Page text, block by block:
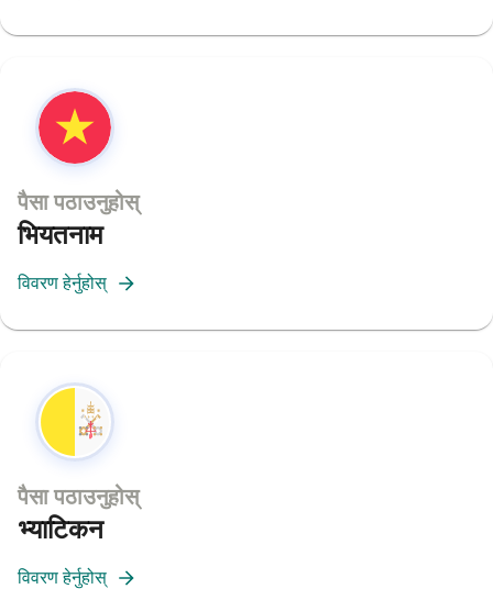
पैसा पठाउनुहोस्
भियतनाम
विवरण हेर्नुहोस्
पैसा पठाउनुहोस्
भ्याटिकन
विवरण हेर्नुहोस्